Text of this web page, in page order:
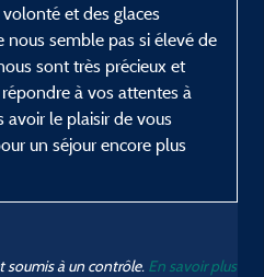
et des glaces
semble pas si élevé de
sont très précieux et
à vos attentes à
avoir le plaisir de vous
un séjour encore plus
soumis à un contrôle. En savoir plus